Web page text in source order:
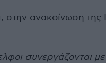
στην ανακοίνωση της
συνεργάζονται με